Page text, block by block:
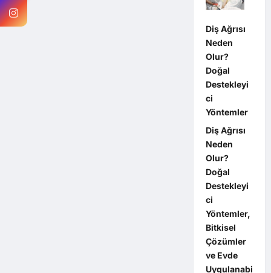
Diş Ağrısı
Neden
Olur?
Doğal
Destekleyi
ci
Yöntemler
Diş Ağrısı
Neden
Olur?
Doğal
Destekleyi
ci
Yöntemler,
Bitkisel
Çözümler
ve Evde
Uygulanabi